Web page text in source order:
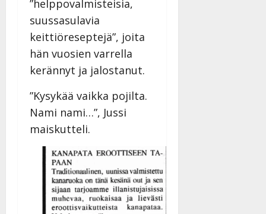
”helppovalmisteisia,
suussasulavia
keittiöreseptejä”, joita
hän vuosien varrella
kerännyt ja jalostanut.
”Kysykää vaikka pojilta.
Nami nami…”, Jussi
maiskutteli.